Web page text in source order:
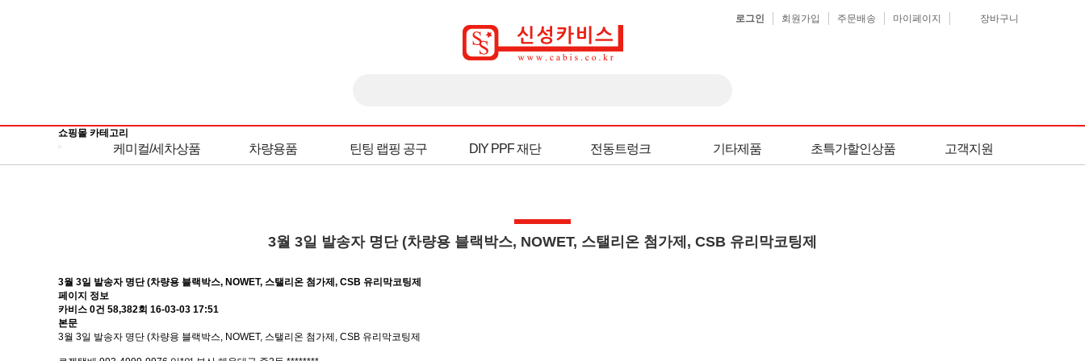
장바구니
마이페이지
주문배송
회원가입
로그인
쇼핑몰 카테고리
케미컬/세차상품 차량용품 틴팅 랩핑 공구 DIY PPF 재단 전동트렁크 기타제품 초특가할인상품 고객지원
3월 3일 발송자 명단 (차량용 블랙박스, NOWET, 스탤리온 첨가제, CSB 유리막코팅제
3월 3일 발송자 명단 (차량용 블랙박스, NOWET, 스탤리온 첨가제, CSB 유리막코팅제
페이지 정보
카비스 0건 58,382회 16-03-03 17:51
본문
3월 3일 발송자 명단 (차량용 블랙박스, NOWET, 스탤리온 첨가제, CSB 유리막코팅제